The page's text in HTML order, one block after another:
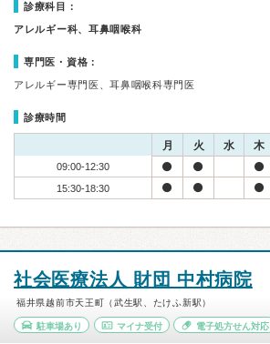
診療科目：
アレルギー科、耳鼻咽喉科
専門医・資格：
アレルギー専門医、耳鼻咽喉科専門医
診療時間
月 火 水 木
09:00-12:30
15:30-18:30
社会医療法人 財団 中村病院
福井県越前市天王町（武生駅、たけふ新駅）
駐車場あり マイナ受付 電子処方せん対応